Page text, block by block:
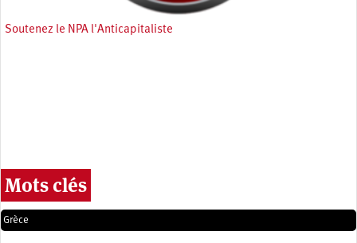
Soutenez le NPA l'Anticapitaliste
Mots clés
Grèce